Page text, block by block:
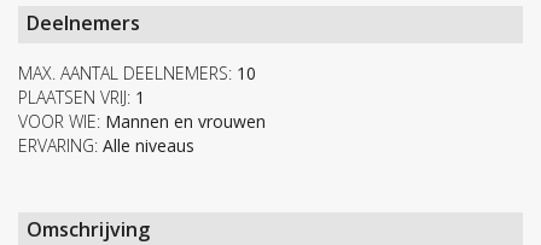
Deelnemers
MAX. AANTAL DEELNEMERS: 10
PLAATSEN VRIJ: 1
VOOR WIE: Mannen en vrouwen
ERVARING: Alle niveaus
Omschrijving